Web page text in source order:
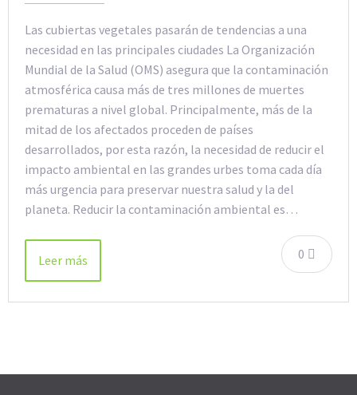
Las cubiertas vegetales pasarán de tendencias a una
necesidad en las principales ciudades La Organización
Mundial de la Salud (OMS) asegura que la contaminación
atmosférica causa más de tres millones de muertes
prematuras a nivel global. Principalmente, más de la
mitad de los afectados proceden de países
desarrollados, por esta razón, la necesidad de reducir el
impacto ambiental en las grandes urbes toma cada día
más urgencia para preservar nuestra salud y la del
planeta. Reducir la contaminación ambiental es…
0
Leer más